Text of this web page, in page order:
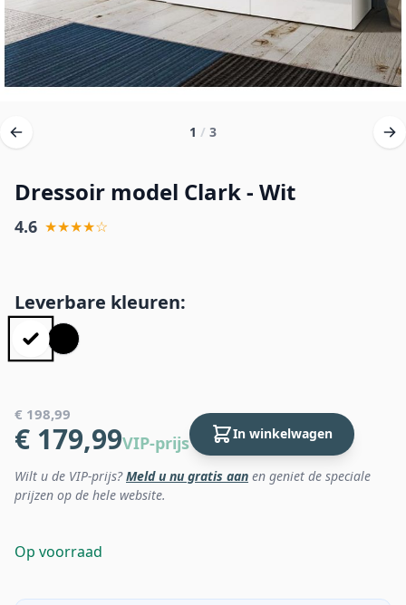
1 / 3
Dressoir model Clark - Wit
4.6 ★★★★☆
Leverbare kleuren:
€ 198,99
€ 179,99VIP-prijs In winkelwagen
Wilt u de VIP-prijs?Meld u nu gratis aan en geniet de speciale
prijzen op de hele website.
Op voorraad